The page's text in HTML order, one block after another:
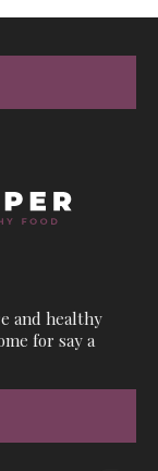
and healthy
for say a